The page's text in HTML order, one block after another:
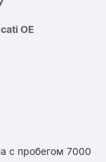
OE
с пробегом 7000